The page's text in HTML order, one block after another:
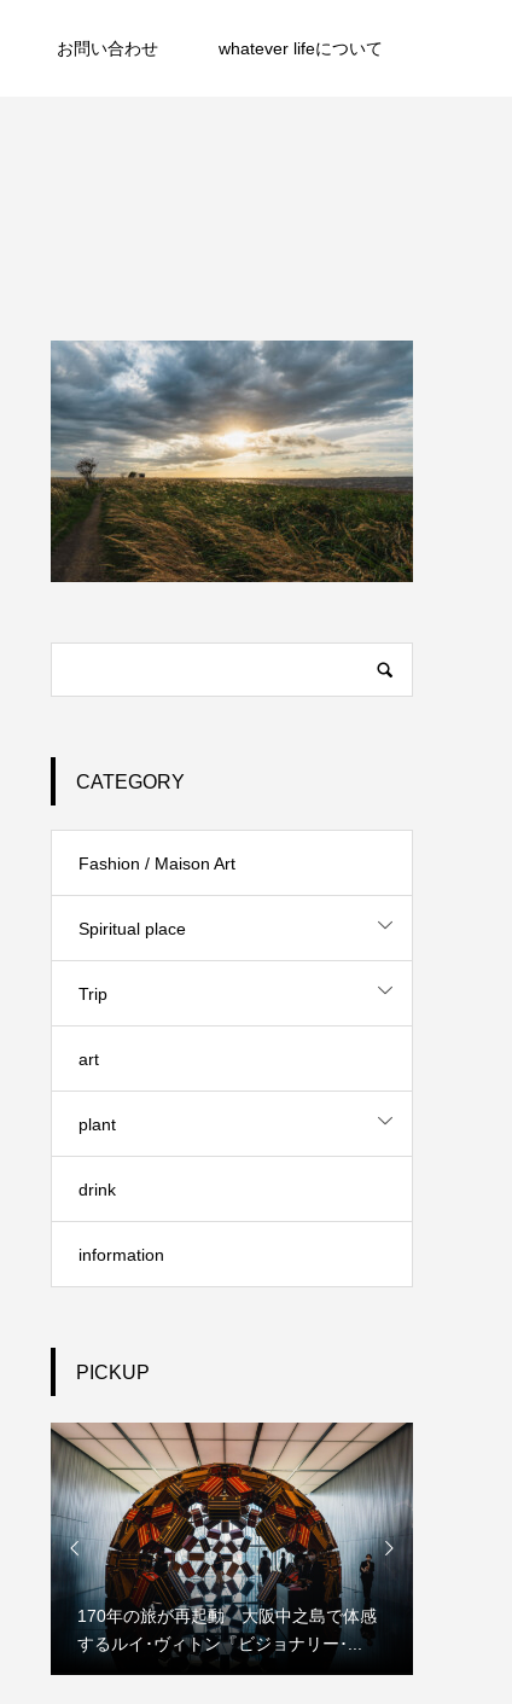
お問い合わせ whatever lifeについて
CATEGORY
Fashion / Maison Art
Spiritual place
Trip
art
plant
drink
information
PICKUP

170年の旅が再起動 大阪中之島で体感
するルイ･ヴィトン『ビジョナリー･...
